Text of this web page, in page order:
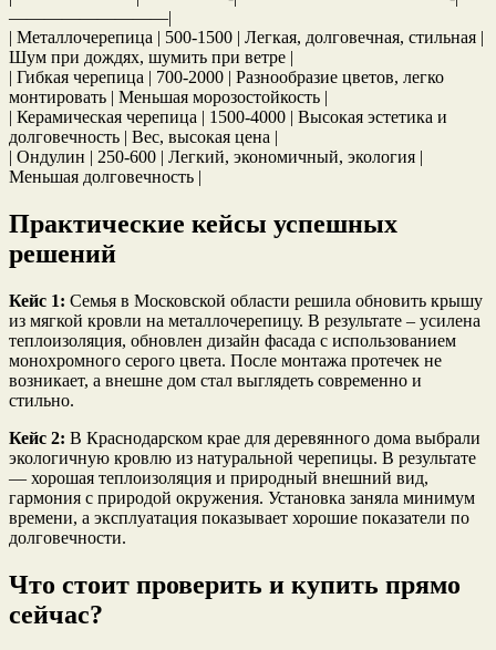
—————————|
| Металлочерепица | 500-1500 | Легкая, долговечная, стильная |
Шум при дождях, шумить при ветре |
| Гибкая черепица | 700-2000 | Разнообразие цветов, легко
монтировать | Меньшая морозостойкость |
| Керамическая черепица | 1500-4000 | Высокая эстетика и
долговечность | Вес, высокая цена |
| Ондулин | 250-600 | Легкий, экономичный, экология |
Меньшая долговечность |
Практические кейсы успешных
решений
Кейс 1: Семья в Московской области решила обновить крышу
из мягкой кровли на металлочерепицу. В результате – усилена
теплоизоляция, обновлен дизайн фасада с использованием
монохромного серого цвета. После монтажа протечек не
возникает, а внешне дом стал выглядеть современно и
стильно.
Кейс 2: В Краснодарском крае для деревянного дома выбрали
экологичную кровлю из натуральной черепицы. В результате
— хорошая теплоизоляция и природный внешний вид,
гармония с природой окружения. Установка заняла минимум
времени, а эксплуатация показывает хорошие показатели по
долговечности.
Что стоит проверить и купить прямо
сейчас?